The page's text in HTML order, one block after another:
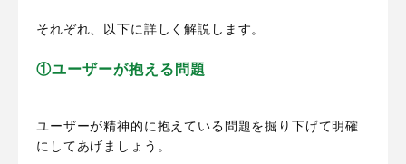
それぞれ、以下に詳しく解説します。
①ユーザーが抱える問題
ユーザーが精神的に抱えている問題を掘り下げて明確
にしてあげましょう。